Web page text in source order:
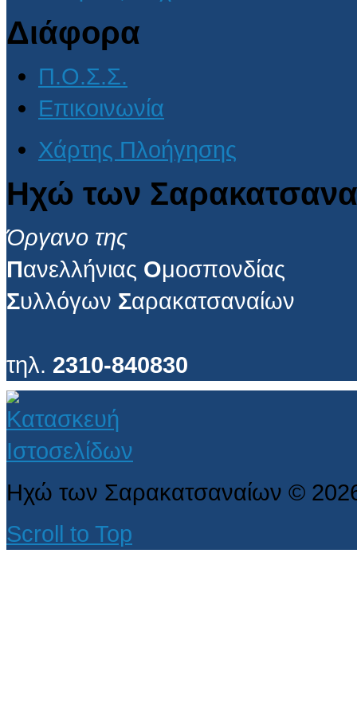
Διάφορα
Π.Ο.Σ.Σ.
Επικοινωνία
Χάρτης Πλοήγησης
Ηχώ των
Όργανο της
Πανελλήνιας Ομοσπονδίας
Συλλόγων Σαρακατσαναίων
τηλ. 2310-840830
Ηχώ των Σαρακατσαναίων ©
Scroll to Top